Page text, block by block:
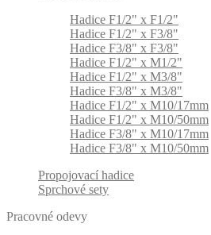
Hadice F1/2" x F1/2"
Hadice F1/2" x F3/8"
Hadice F3/8" x F3/8"
Hadice F1/2" x M1/2"
Hadice F1/2" x M3/8"
Hadice F3/8" x M3/8"
Hadice F1/2" x M10/17mm
Hadice F1/2" x M10/50mm
Hadice F3/8" x M10/17mm
Hadice F3/8" x M10/50mm
Propojovací hadice
Sprchové sety
Pracovné odevy